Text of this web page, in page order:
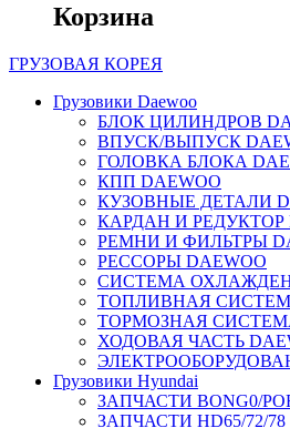
Корзина
ГРУЗОВАЯ КОРЕЯ
Грузовики Daewoo
БЛОК ЦИЛИНДРОВ
ВПУСК/ВЫПУСК
ГОЛОВКА БЛОКА
КПП DAEWOO
КУЗОВНЫЕ ДЕТАЛИ
КАРДАН И РЕДУКТОР
РЕМНИ И ФИЛЬТРЫ
РЕССОРЫ DAEWOO
СИСТЕМА
ТОПЛИВНАЯ
ТОРМОЗНАЯ
ХОДОВАЯ ЧАСТЬ
Грузовики Hyundai
ЗАПЧАСТИ BONG0/
ЗАПЧАСТИ HD65/72/78